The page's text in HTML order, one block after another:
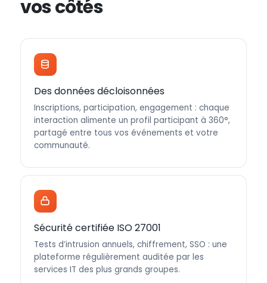
vos côtés
Des données décloisonnées
Inscriptions, participation, engagement : chaque
interaction alimente un profil participant à 360°,
partagé entre tous vos événements et votre
communauté.
Sécurité certifiée ISO 27001
Tests d’intrusion annuels, chiffrement, SSO : une
plateforme régulièrement auditée par les
services IT des plus grands groupes.